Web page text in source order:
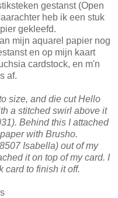
gestanst (Open
heb ik een stuk
gekleefd.
mijn aquarel papier nog
en op mijn kaart
cardstock, en m'n
af.
size, and die cut Hello
a stitched swirl above it
Behind this I attached
with Brusho.
Isabella) out of my
it on top of my card. I
card to finish it off.